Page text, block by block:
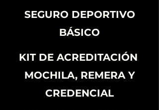
SEGURO DEPORTIVO
BÁSICO
KIT DE ACREDITACIÓN
MOCHILA, REMERA Y
CREDENCIAL